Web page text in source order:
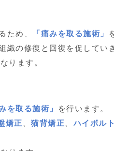
ため、 「痛みを取る施術」
織の修復と回復を促してい
ります。
を取る施術」
を行います。
矯正 猫背矯正 、ハイボルト